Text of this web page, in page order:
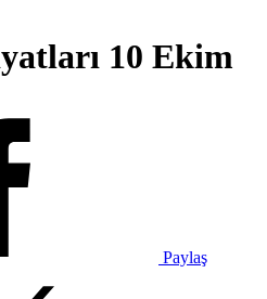
10 Ekim
Paylaş